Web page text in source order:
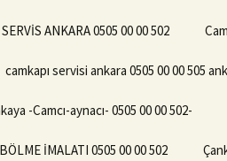
ANKARA 0505 00 00 502
camkapı servisi ankara 0505 00 00 505
-Camcı-aynacı- 0505 00 00 502-
İMALATI 0505 00 00 502